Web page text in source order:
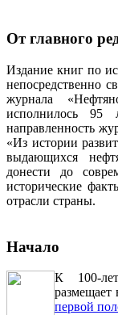
От главного
Издание книг по
непосредственно
журнала
исполнилось 95
направленность
«Из истории
выдающихся
донести до
исторические
отрасли страны.
Начало
К 100-
размещает
первой